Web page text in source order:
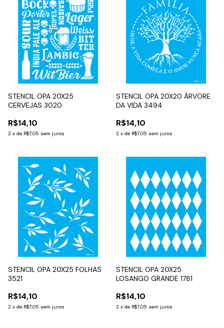
STENCIL OPA 20X25
CERVEJAS 3020
R$14,10
2 x de R$7,05 sem juros
STENCIL OPA 20X20 ÁRVORE
DA VIDA 3494
R$14,10
2 x de R$7,05 sem juros
STENCIL OPA 20X25 FOLHAS
3521
R$14,10
2 x de R$7,05 sem juros
STENCIL OPA 20X25
LOSANGO GRANDE 1781
R$14,10
2 x de R$7,05 sem juros